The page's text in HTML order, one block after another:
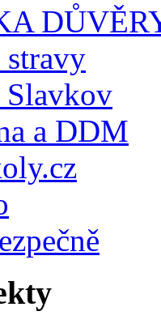
stravy
a DDM